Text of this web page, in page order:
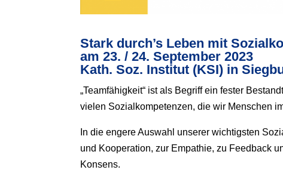
Stark durch’s Leben mit
am 23. / 24. September 2023
Kath. Soz. Institut (KSI) in
„Teamfähigkeit“ ist als Begriff ein fester
vielen Sozialkompetenzen, die wir Menschen
In die engere Auswahl unserer wichtigsten
und Kooperation, zur Empathie, zu Feedback
Konsens.